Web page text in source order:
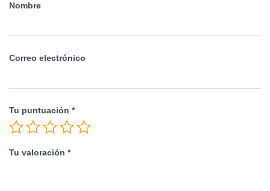
Nombre
Correo electrónico
Tu puntuación *
Tu valoración *